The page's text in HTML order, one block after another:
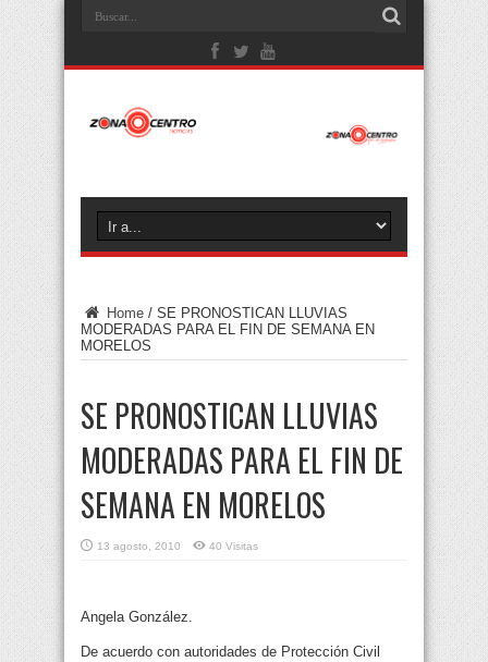
Home / SE PRONOSTICAN LLUVIAS
MODERADAS PARA EL FIN DE SEMANA EN
MORELOS
SE PRONOSTICAN LLUVIAS
MODERADAS PARA EL FIN DE
SEMANA EN MORELOS
13 agosto, 2010 40 Visitas
Angela González.
De acuerdo con autoridades de Protección Civil